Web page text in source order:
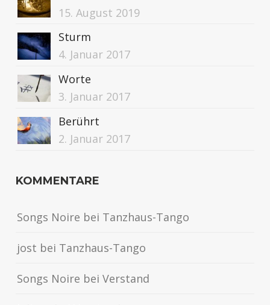
15. August 2019
Sturm
4. Januar 2017
Worte
3. Januar 2017
Berührt
2. Januar 2017
KOMMENTARE
Songs Noire bei Tanzhaus-Tango
jost bei Tanzhaus-Tango
Songs Noire beiVerstand